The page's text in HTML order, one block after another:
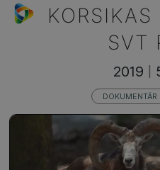
SVT
2019
DOKUMENTÄR